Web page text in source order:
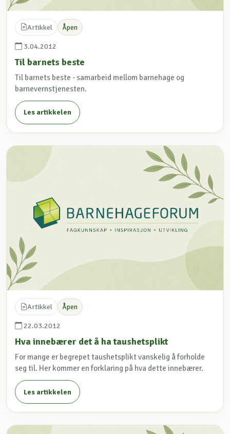
Artikkel Åpen
3.04.2012
Til barnets beste
Til barnets beste - samarbeid mellom barnehage og
barnevernstjenesten.
Les artikkelen
Artikkel Åpen
22.03.2012
Hva innebærer det å ha taushetsplikt
For mange er begrepet taushetsplikt vanskelig å forholde
seg til. Her kommer en forklaring på hva dette innebærer.
Les artikkelen